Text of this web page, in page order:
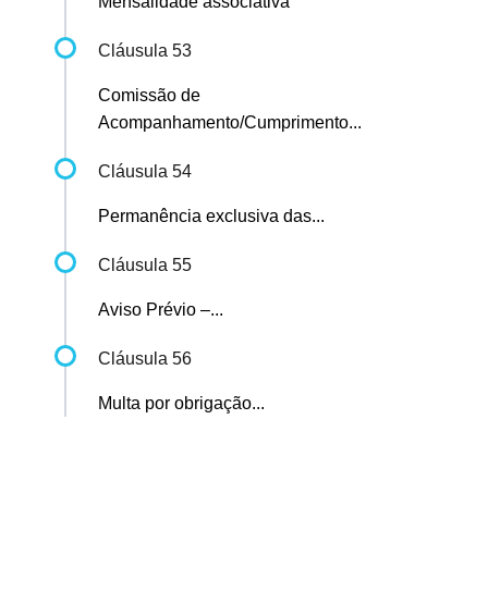
Cláusula 53
Comissão de
Acompanhamento/Cumprimento...
Cláusula 54
Permanência exclusiva das...
Cláusula 55
Aviso Prévio –...
Cláusula 56
Multa por obrigação...